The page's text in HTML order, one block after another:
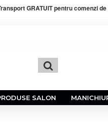
GRATUIT pentru comenzi
SALON